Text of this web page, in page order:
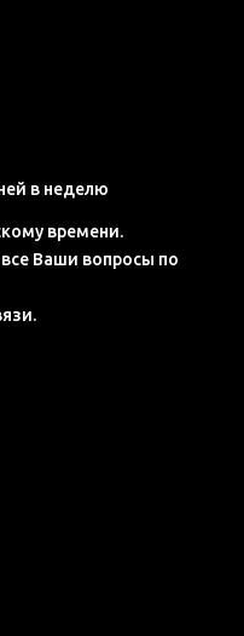
в неделю
времени.
Ваши вопросы по